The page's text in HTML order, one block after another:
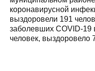
коронавирусной
выздоровели 191
заболевших COVID-19
человек, выздоровело